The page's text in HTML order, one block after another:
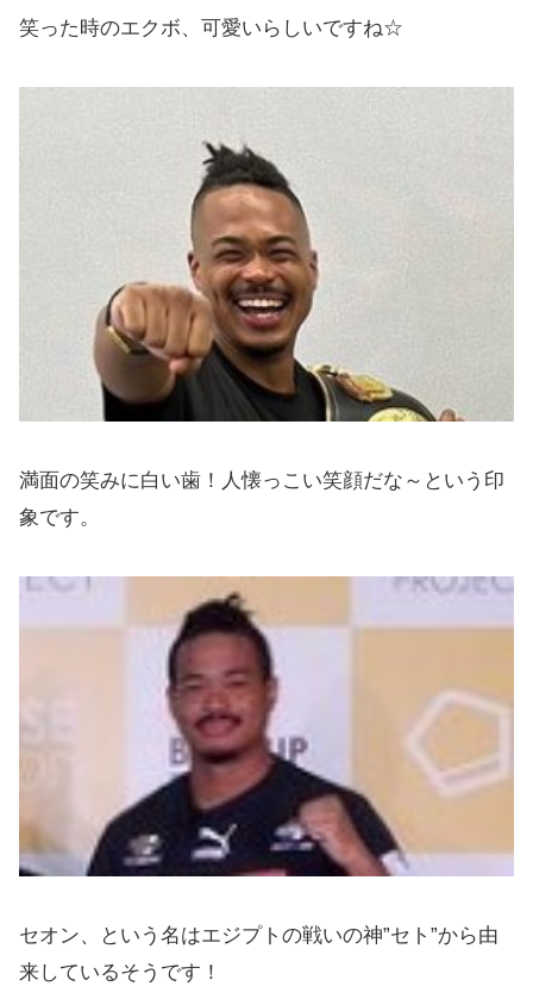
笑った時のエクボ、可愛いらしいですね☆
満面の笑みに白い歯！人懐っこい笑顔だな～という印
象です。
セオン、という名はエジプトの戦いの神”セト”から由
来しているそうです！